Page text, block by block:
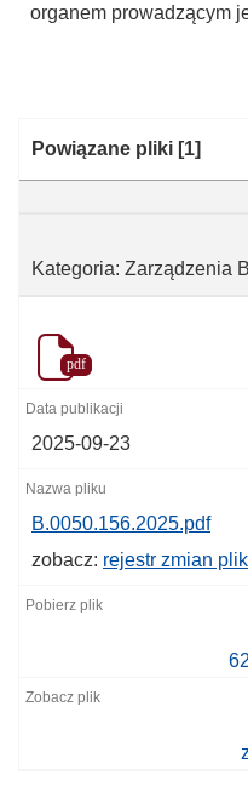
organem prowadzącym
Kategoria:
Powiązane pliki [1]
Kategoria: Zarządzenia
pdf
2025-09-23
B.0050.156.2025.pdf
zobacz: rejestr zmian
0